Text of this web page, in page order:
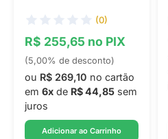
(0)
R$ 255,65 no PIX
(5,00% de desconto)
ou R$ 269,10 no cartão
em 6x de R$ 44,85 sem
juros
Adicionar ao Carrinho